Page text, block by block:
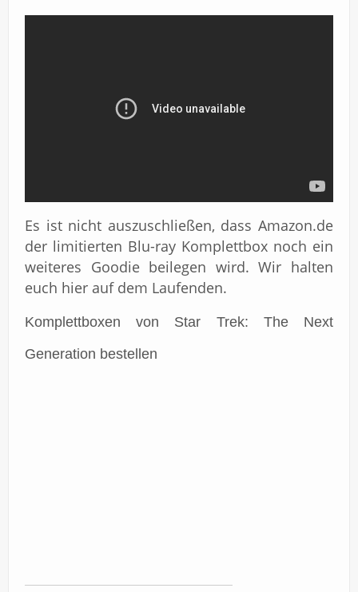
Es ist nicht auszuschließen, dass Amazon.de
der limitierten Blu-ray Komplettbox noch ein
weiteres Goodie beilegen wird. Wir halten
euch hier auf dem Laufenden.
Komplettboxen von Star Trek: The Next
Generation bestellen